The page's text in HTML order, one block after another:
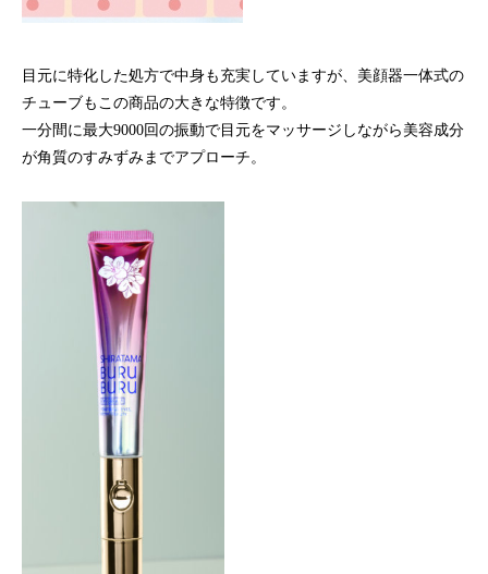
目元に特化した処方で中身も充実していますが、美顔器一体式の
チューブもこの商品の大きな特徴です。
一分間に最大9000回の振動で目元をマッサージしながら美容成分
が角質のすみずみまでアプローチ。